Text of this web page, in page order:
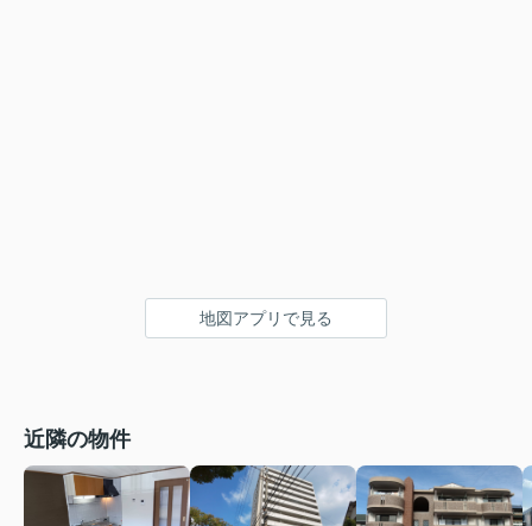
地図アプリで見る
近隣の物件